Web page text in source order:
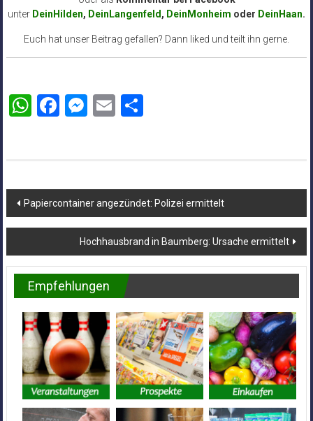
unter DeinHilden, DeinLangenfeld , DeinMonheim oder DeinHaan.
Euch hat unser Beitrag gefallen? Dann liked und teilt ihn gerne.
WhatsApp
Facebook
Messenger
EmailTeilen
Beitragsnavigation
Papiercontainer angezündet: Polizei ermittelt
Hochhausbrand in Baumberg: Ursache ermittelt
Empfehlungen